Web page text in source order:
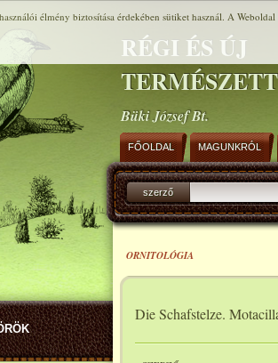
RÉGI ÉS ÚJ
Büki József Bt.
FŐOLDAL MAGUNKRÓL
szerző
ORNITOLÓGIA
Die Schafstelze.
élmény biztosítása érdekében sütiket használ. A